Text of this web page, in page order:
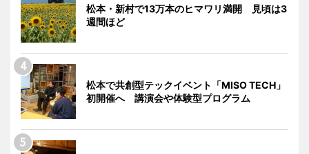
松本・新村で13万本のヒマワリ満開 見頃は3
週間ほど
松本で共創型テックイベント「MISO TECH」
初開催へ 講演会や体験型プログラム